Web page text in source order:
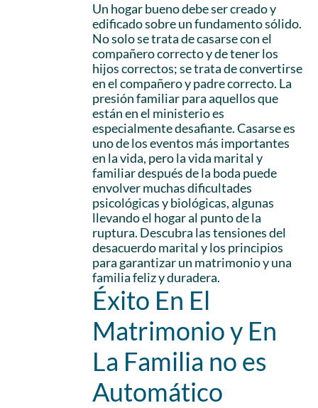
Un hogar bueno debe ser creado y
edificado sobre un fundamento sólido.
No solo se trata de casarse con el
compañero correcto y de tener los
hijos correctos; se trata de convertirse
en el compañero y padre correcto. La
presión familiar para aquellos que
están en el ministerio es
especialmente desafiante. Casarse es
uno de los eventos más importantes
en la vida, pero la vida marital y
familiar después de la boda puede
envolver muchas dificultades
psicológicas y biológicas, algunas
llevando el hogar al punto de la
ruptura. Descubra las tensiones del
desacuerdo marital y los principios
para garantizar un matrimonio y una
familia feliz y duradera.
Éxito En El
Matrimonio y En
La Familia no es
Automático